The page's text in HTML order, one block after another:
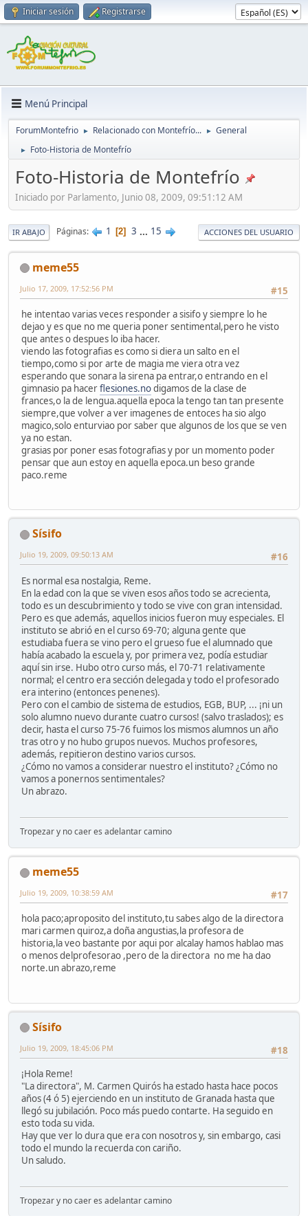
Iniciar sesión Registrarse
Menú Principal
ForumMontefrio ► Relacionado con Montefrío... ► General
► Foto-Historia de Montefrío
Foto-Historia de Montefrío
Iniciado por Parlamento, Junio 08, 2009, 09:51:12 AM
IR ABAJO Páginas 1 2 3 ... 15 ACCIONES DEL USUARIO
meme55
#15
Julio 17, 2009, 17:52:56 PM
he intentao varias veces responder a sisifo y siempre lo he
dejao y es que no me queria poner sentimental,pero he visto
que antes o despues lo iba hacer.
viendo las fotografias es como si diera un salto en el
tiempo,como si por arte de magia me viera otra vez
esperando que sonara la sirena pa entrar,o entrando en el
gimnasio pa hacerflesiones.nodigamos de la clase de
frances,o la de lengua.aquella epoca la tengo tan tan presente
siempre,que volver a ver imagenes de entoces ha sio algo
magico,solo enturviao por saber que algunos de los que se ven
ya no estan.
grasias por poner esas fotografias y por un momento poder
pensar que aun estoy en aquella epoca.un beso grande
paco.reme
Sísifo
#16
Julio 19, 2009, 09:50:13 AM
Es normal esa nostalgia, Reme.
En la edad con la que se viven esos años todo se acrecienta,
todo es un descubrimiento y todo se vive con gran intensidad.
Pero es que además, aquellos inicios fueron muy especiales. El
instituto se abrió en el curso 69-70; alguna gente que
estudiaba fuera se vino pero el grueso fue el alumnado que
había acabado la escuela y, por primera vez, podía estudiar
aquí sin irse. Hubo otro curso más, el 70-71 relativamente
normal; el centro era sección delegada y todo el profesorado
era interino (entonces penenes).
Pero con el cambio de sistema de estudios, EGB, BUP, ... ¡ni un
solo alumno nuevo durante cuatro cursos! (salvo traslados); es
decir, hasta el curso 75-76 fuimos los mismos alumnos un año
tras otro y no hubo grupos nuevos. Muchos profesores,
además, repitieron destino varios cursos.
¿Cómo no vamos a considerar nuestro el instituto? ¿Cómo no
vamos a ponernos sentimentales?
Un abrazo.
Tropezar y no caer es adelantar camino
meme55
#17
Julio 19, 2009, 10:38:59 AM
hola paco;aproposito del instituto,tu sabes algo de la directora
mari carmen quiroz,a doña angustias,la profesora de
historia,la veo bastante por aqui por alcalay hamos hablao mas
o menos delprofesorao ,pero de la directora no me ha dao
norte.un abrazo,reme
Sísifo
#18
Julio 19, 2009, 18:45:06 PM
¡Hola Reme!
"La directora", M. Carmen Quirós ha estado hasta hace pocos
años (4 ó 5) ejerciendo en un instituto de Granada hasta que
llegó su jubilación. Poco más puedo contarte. Ha seguido en
esto toda su vida.
Hay que ver lo dura que era con nosotros y, sin embargo, casi
todo el mundo la recuerda con cariño.
Un saludo.
Tropezar y no caer es adelantar camino